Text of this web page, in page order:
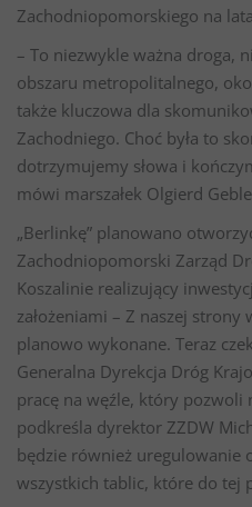
Zachodniopomorskiego na
– To niezwykle ważna droga,
obszaru metropolitalnego,
także kluczowa dla
Zachodniego. Choć była to
dotrzymujemy słowa i
mówi marszałek Olgierd
„Berlinkę” planowano
Zachodniopomorski Zarząd
Koszalinie realizujący
założeniami – Z naszej strony
planowo wykonane. Teraz
Generalna Dyrekcja Dróg
pracę na węźle, który pozwoli
podkreśla dyrektor ZZDW
będzie również uregulowanie
wszystkich tablic, które do tej